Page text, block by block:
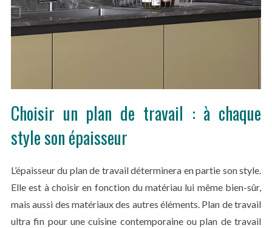
Choisir un plan de travail : à chaque
style son épaisseur
L’épaisseur du plan de travail déterminera en partie son style.
Elle est à choisir en fonction du matériau lui même bien-sûr,
mais aussi des matériaux des autres éléments. Plan de travail
ultra fin pour une cuisine contemporaine ou plan de travail
c
h
f
: